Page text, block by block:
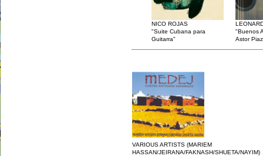
NICO ROJAS
"Suite Cubana para
Guitarra"
"Buenos
Astor
VARIOUS ARTISTS (MARIEM
HASSAN/JEIRANA/FAKNASH/SHUETA/NAYIM)